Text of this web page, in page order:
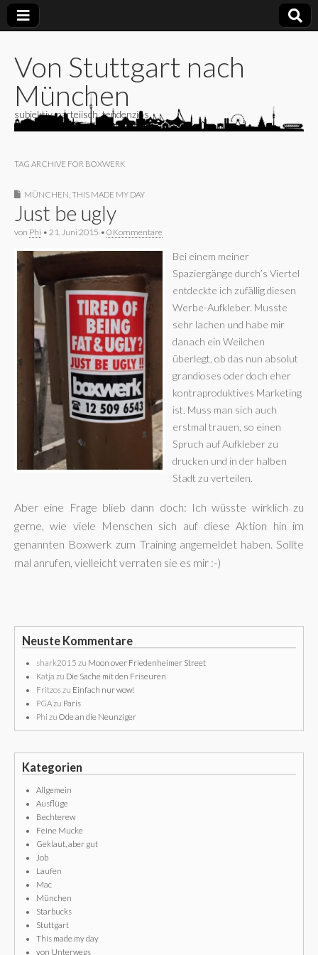
Von Stuttgart nach
München
subjektiv, parteiisch, tendenziös
TAG ARCHIVE FOR BOXWERK
MÜNCHEN THIS MADE MY DAY
Just be ugly
von Phi • 21. Juni 2015 • 0 Kommentare
Bei einem meiner
Spaziergänge durch’s Viertel
entdeckte ich zufällig diesen
Werbe-Aufkleber. Musste
sehr lachen und habe mir
danach ein Weilchen
überlegt, ob das nun absolut
grandioses oder doch eher
kontraproduktives Marketing
ist. Muss man sich auch
erstmal trauen, so einen
Spruch auf Aufkleber zu
drucken und in der halben
Stadt zu verteilen.
Aber eine Frage blieb dann doch: Ich wüsste wirklich zu
gerne, wie viele Menschen sich auf diese Aktion hin im
genannten Boxwerk zum Training angemeldet haben. Sollte
mal anrufen, vielleicht verraten sie es mir :-)
Neuste Kommentare
shark2015 zu Moon over Friedenheimer Street
Katja zu Die Sache mit den Friseuren
Fritzoszu Einfach nur wow!
PGAzu Paris
Phi zu Ode an die Neunziger
Kategorien
Allgemein
Ausflüge
Bechterew
Feine Mucke
Geklaut, aber gut
Job
Laufen
Mac
München
Starbucks
Stuttgart
This made my day
von Unterwegs